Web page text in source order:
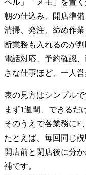
ベル」「メモ」を置
朝の仕込み、開店準
清掃、発注、締め作
断業務も入れるのが
電話対応、予約確認
さな仕事ほど、一人
表の見方はシンプルで
まず1週間、できるだ
そのうえで各業務にE
たとえば、毎回同じ
開店前と閉店後に分
補です。